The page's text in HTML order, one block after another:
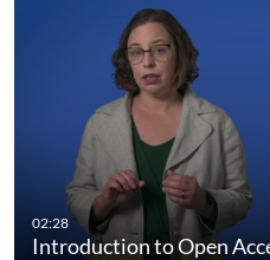
02:28
Introduction to Open
Open